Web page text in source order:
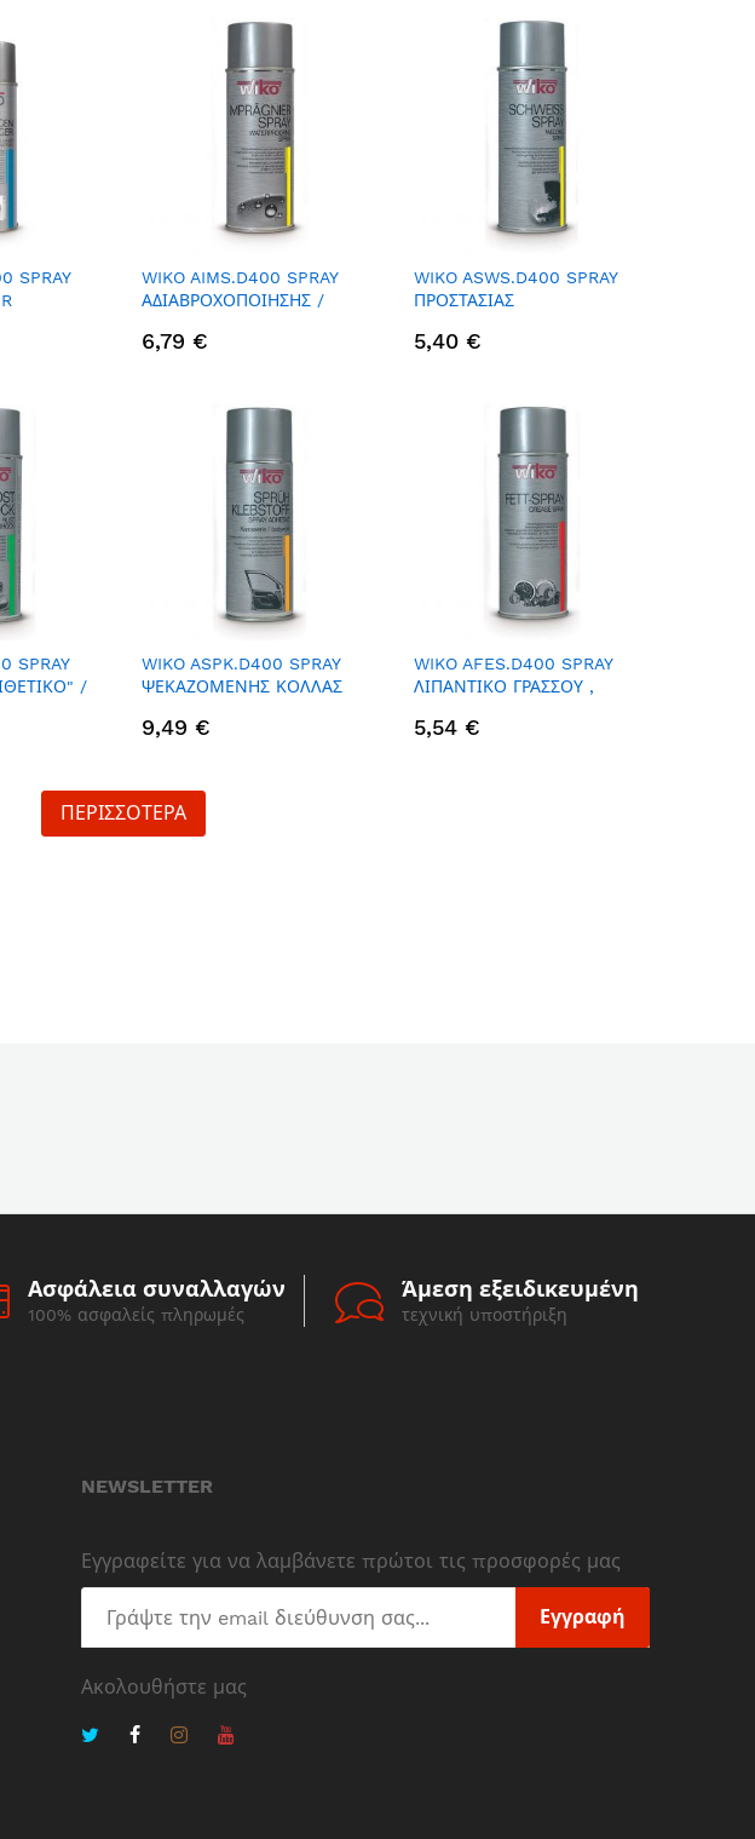
SPRAY
400ML,
WIKO AIMS.D400 SPRAY
ΑΔΙΑΒΡΟΧΟΠΟΙΗΣΗΣ /
400ML
6,79 €
WIKO ASWS.D400 SPRAY
ΠΡΟΣΤΑΣΙΑΣ
ANTISPLATTER, 400ML
5,40 €
SPRAY
/
WIKO ASPK.D400 SPRAY
ΨΕΚΑΖΟΜΕΝΗΣ ΚΟΛΛΑΣ
9,49 €
WIKO AFES.D400 SPRAY
ΛΙΠΑΝΤΙΚΟ ΓΡΑΣΣΟΥ ,
5,54 €
ΠΕΡΙΣΣΟΤΕΡΑ
Ασφάλεια συναλλαγών
100% ασφαλείς πληρωμές
Άμεση εξειδικευμένη
τεχνική υποστήριξη
NEWSLETTER
Εγγραφείτε για να λαμβάνετε πρώτοι τις προσφορές μας
Εγγραφή
Ακολουθήστε μας